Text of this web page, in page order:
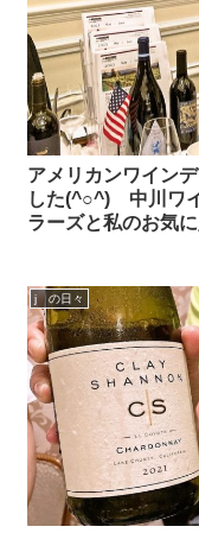
アメリカンワイン
した(^○^) 中川ワ
ラーズと私のお気
j の日々